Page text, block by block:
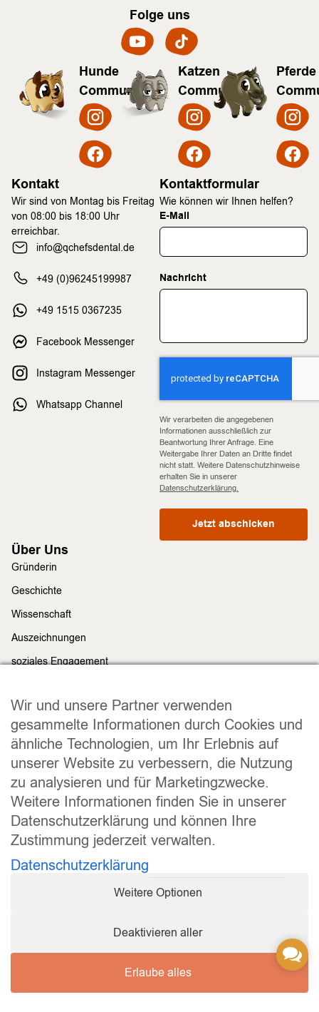
Folge uns
Hunde
Community
Katzen
Community
Pferde
Kontakt
Wir sind von Montag bis Freitag
von 08:00 bis 18:00 Uhr
erreichbar.
info@qchefsdental.de
+49 (0)96245199987
+49 1515 0367235
Facebook Messenger
Instagram Messenger
Whatsapp Channel
Kontaktformular
Wie können wir Ihnen helfen?
E-Mail
Nachricht
Wir verarbeiten die angegebenen
Informationen ausschließlich zur
Beantwortung Ihrer Anfrage. Eine
Weitergabe Ihrer Daten an Dritte findet
nicht statt. Weitere Datenschutzhinweise
erhalten Sie in unserer
Datenschutzerklärung.
Jetzt abschicken
Über Uns
Gründerin
Geschichte
Wissenschaft
Auszeichnungen
soziales Engagement
Rechtliches
Impressum
Datenschutz
Widerrufsrecht
Allgemeine Geschäftsbedingungen
Versand und Lieferung
Zahlungsweisen
Barrierefreiheitserklärung
Wir und unsere Partner verwenden
gesammelte Informationen durch Cookies und
ähnliche Technologien, um Ihr Erlebnis auf
unserer Website zu verbessern, die Nutzung
zu analysieren und für Marketingzwecke.
Weitere Informationen finden Sie in unserer
Datenschutzerklärung und können Ihre
Zustimmung jederzeit verwalten.
Datenschutzerklärung
Weitere Optionen
Deaktivieren aller
Erlaube alles
Us